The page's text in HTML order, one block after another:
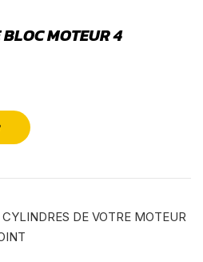
MOTEUR 4
DE VOTRE MOTEUR